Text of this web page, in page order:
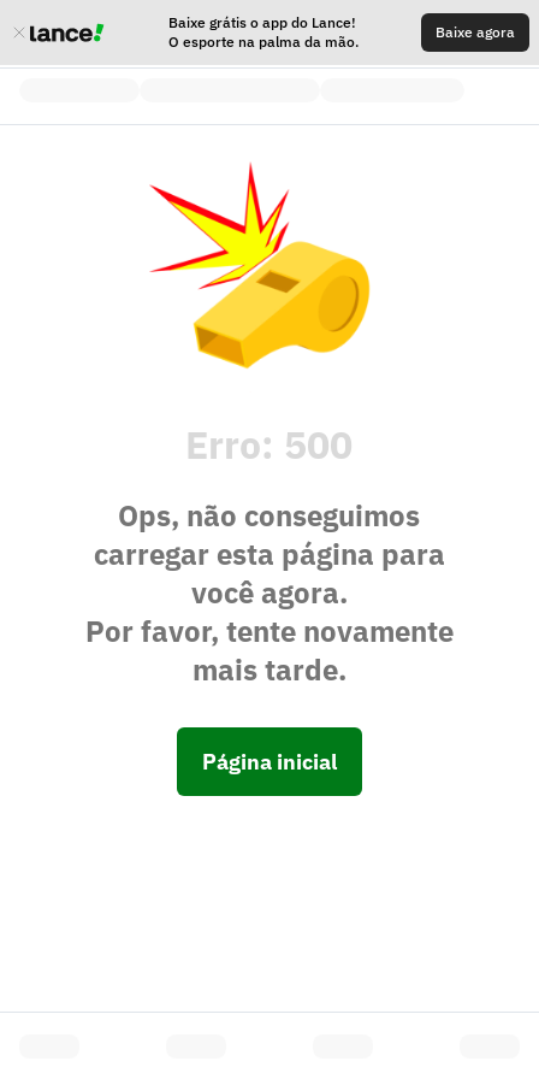
Baixe grátis o app do Lance!
O esporte na palma da mão.
Baixe agora
Erro: 500
Ops, não conseguimos
carregar esta página para
você agora.
Por favor, tente novamente
mais tarde.
Página inicial